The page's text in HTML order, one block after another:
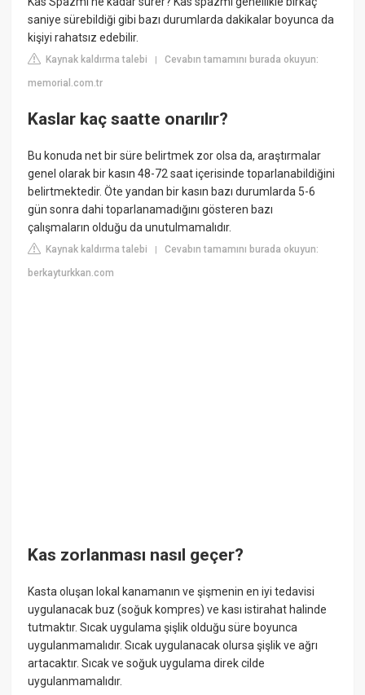
saniye sürebildiği gibi bazı durumlarda dakikalar boyunca da
kişiyi rahatsız edebilir.
Kaynak kaldırma talebi |Cevabın tamamını burada okuyun:
memorial.com.tr
Kaslar kaç saatte onarılır?
Bu konuda net bir süre belirtmek zor olsa da, araştırmalar
genel olarak bir kasın 48-72 saat içerisinde toparlanabildiğini
belirtmektedir. Öte yandan bir kasın bazı durumlarda 5-6
gün sonra dahi toparlanamadığını gösteren bazı
çalışmaların olduğu da unutulmamalıdır.
Kaynak kaldırma talebi |Cevabın tamamını burada okuyun:
berkayturkkan.com
Kas zorlanması nasıl geçer?
Kasta oluşan lokal kanamanın ve şişmenin en iyi tedavisi
uygulanacak buz (soğuk kompres) ve kası istirahat halinde
tutmaktır. Sıcak uygulama şişlik olduğu süre boyunca
uygulanmamalıdır. Sıcak uygulanacak olursa şişlik ve ağrı
artacaktır. Sıcak ve soğuk uygulama direk cilde
uygulanmamalıdır.